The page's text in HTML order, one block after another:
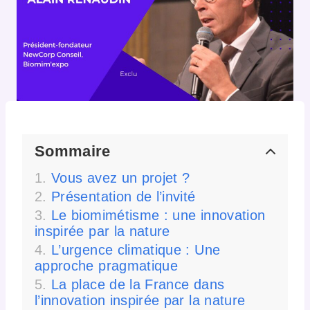
Sommaire
Vous avez un projet ?
Présentation de l’invité
Le biomimétisme : une innovation
inspirée par la nature
L’urgence climatique : Une
approche pragmatique
La place de la France dans
l’innovation inspirée par la nature